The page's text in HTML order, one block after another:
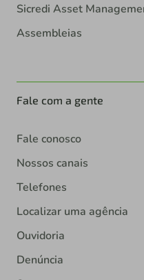
Sicredi Asset
Assembleias
Fale com a gente
Fale conosco
Nossos canais
Telefones
Localizar uma agência
Ouvidoria
Denúncia